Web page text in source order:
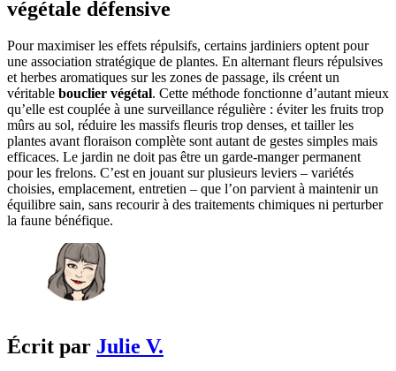
végétale défensive
Pour maximiser les effets répulsifs, certains jardiniers optent pour
une association stratégique de plantes. En alternant fleurs répulsives
et herbes aromatiques sur les zones de passage, ils créent un
véritable bouclier végétal. Cette méthode fonctionne d’autant mieux
qu’elle est couplée à une surveillance régulière : éviter les fruits trop
mûrs au sol, réduire les massifs fleuris trop denses, et tailler les
plantes avant floraison complète sont autant de gestes simples mais
efficaces. Le jardin ne doit pas être un garde-manger permanent
pour les frelons. C’est en jouant sur plusieurs leviers – variétés
choisies, emplacement, entretien – que l’on parvient à maintenir un
équilibre sain, sans recourir à des traitements chimiques ni perturber
la faune bénéfique.
Écrit par Julie V.